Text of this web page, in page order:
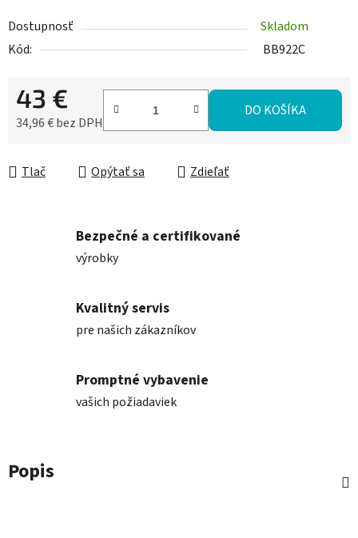
Dostupnosť
Skladom
Kód:
BB922C
43 €
34,96 € bez DPH
DO KOŠÍKA
Tlač Opýtať sa Zdieľať
Bezpečné a certifikované
výrobky
Kvalitný servis
pre našich zákazníkov
Promptné vybavenie
vašich požiadaviek
Popis